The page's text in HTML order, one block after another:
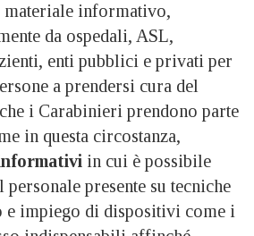
informativo,
da ospedali, ASL,
enti pubblici e privati per
a prendersi cura del
i Carabinieri prendono parte
in questa circostanza,
in cui è possibile
presente su tecniche
e impiego di dispositivi come i